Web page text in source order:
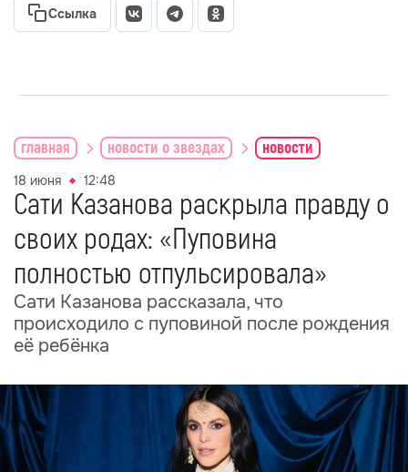
Ссылка
главная новости о звездах новости
18 июня 12:48
Сати Казанова раскрыла правду о
своих родах: «Пуповина
полностью отпульсировала»
Сати Казанова рассказала, что
происходило с пуповиной после рождения
её ребёнка